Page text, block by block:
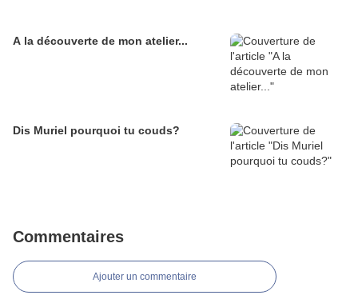
A la découverte de mon atelier...
Dis Muriel pourquoi tu couds?
Commentaires
Ajouter un commentaire